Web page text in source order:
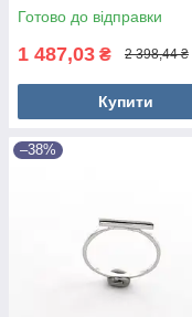
Готово до відправки
1 487,03 ₴ 2 398,44 ₴
Купити
–38%